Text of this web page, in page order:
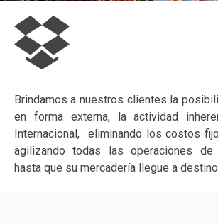
Brindamos a nuestros clientes la
en forma externa, la actividad
Internacional, eliminando los costos
agilizando todas las operaciones de
hasta que su mercadería llegue a